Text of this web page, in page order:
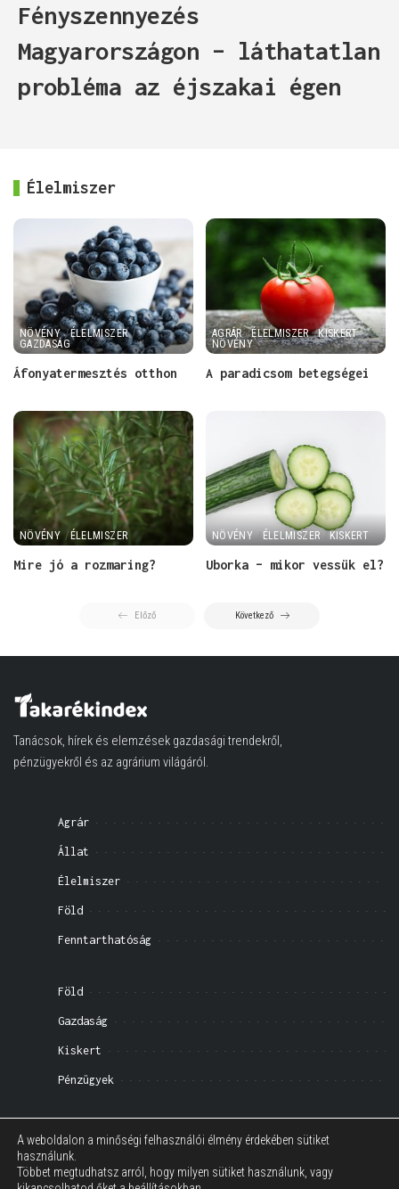
Fényszennyezés
Magyarországon – láthatatlan
probléma az éjszakai égen
Élelmiszer
NÖVÉNY
ÉLELMISZER
GAZDASÁG
Áfonyatermesztés otthon
AGRÁR ÉLELMISZER
KISKERT
NÖVÉNY
A paradicsom betegségei
NÖVÉNY ÉLELMISZER
Mire jó a rozmaring?
NÖVÉNY ÉLELMISZER KISKERT
Uborka – mikor vessük el?
Előző Következő
Tanácsok, hírek és elemzések gazdasági trendekről,
pénzügyekről és az agrárium világáról.
Agrár
Állat
Élelmiszer
Föld
Fenntarthatóság
Föld
Gazdaság
Kiskert
Pénzügyek
Impresszum
Általános Szerződési Feltételek
A weboldalon a minőségi felhasználói élmény érdekében sütiket
használunk.
Többet megtudhatsz arról, hogy milyen sütiket használunk, vagy